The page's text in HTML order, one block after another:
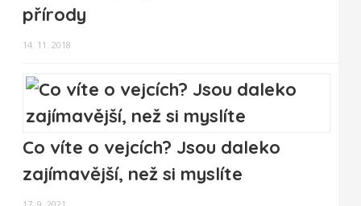
přírody
14. 11. 2018
Co víte o vejcích? Jsou daleko
zajímavější, než si myslíte